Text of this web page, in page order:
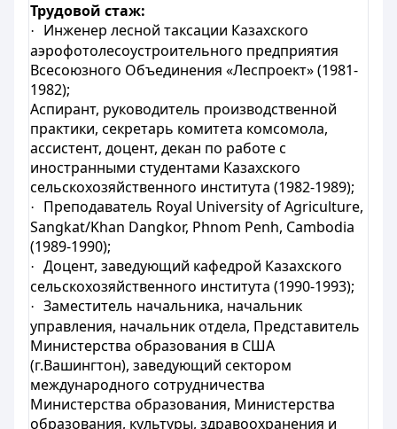
Трудовой стаж:
·
Инженер лесной таксации Казахского
аэрофотолесоустроительного предприятия
Всесоюзного Объединения «Леспроект» (1981-
1982);
Аспирант, руководитель производственной
практики, секретарь комитета комсомола,
ассистент, доцент, декан по работе с
иностранными студентами Казахского
сельскохозяйственного института (1982-1989);
· Преподаватель Royal University of Agriculture,
Sangkat/Khan Dangkor, Phnom Penh, Cambodia
(1989-1990);
·
Доцент, заведующий кафедрой Казахского
сельскохозяйственного института (1990-1993);
·
Заместитель начальника, начальник
управления, начальник отдела, Представитель
Министерства образования в США
(г.Вашингтон), заведующий сектором
международного сотрудничества
Министерства образования, Министерства
образования, культуры, здравоохранения и